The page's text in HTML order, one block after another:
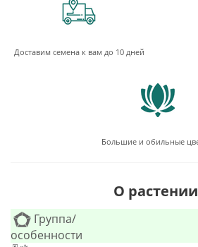
Доставим семена к вам до 10 дней
Большие и обильные
О
Группа/
особенности